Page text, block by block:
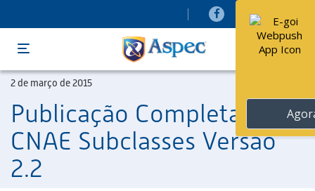
Menu
2 de março de 2015
Publicação Completa da
CNAE Subclasses Versão
2.2